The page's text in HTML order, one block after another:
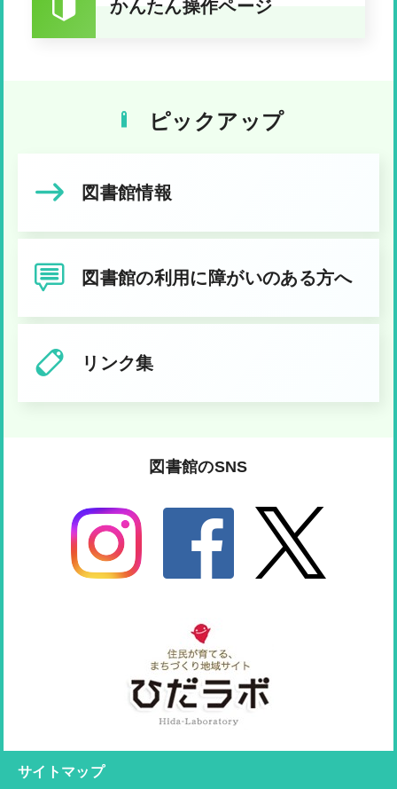
かんたん操作ページ
ピックアップ
図書館情報
図書館の利用に障がいのある方へ
リンク集
図書館のSNS
サイトマップ